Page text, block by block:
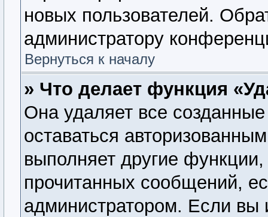
новых пользователей.
администратору
Вернуться к началу
» Что делает функция
Она удаляет все
оставаться
выполняет другие
прочитанных сообщений,
администратором. Если вы